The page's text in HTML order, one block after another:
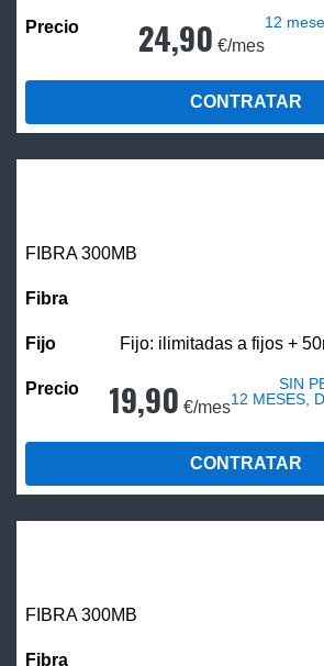
24,90 €/mes
12
CONTRATAR
FIBRA 300MB
Fijo: ilimitadas a fijos +
19,90 €/mes
SIN
12 MESES,
CONTRATAR
FIBRA 300MB